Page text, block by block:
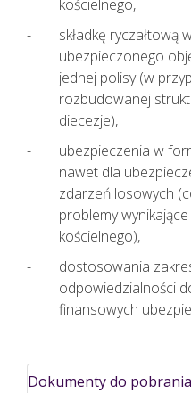
kościelnego,
składkę ryczałtową
ubezpieczonego
jednej polisy (w
rozbudowanej
diecezje),
ubezpieczenia w
nawet dla
zdarzeń losowych
problemy
kościelnego),
dostosowania
odpowiedzialności
finansowych
Dokumenty do pobrania